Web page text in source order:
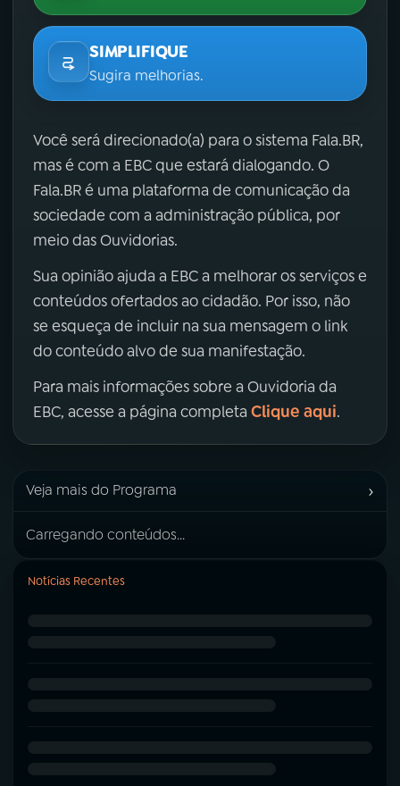
SIMPLIFIQUE
Sugira melhorias.
Você será direcionado(a) para o sistema Fala.BR,
mas é com a EBC que estará dialogando. O
Fala.BR é uma plataforma de comunicação da
sociedade com a administração pública, por
meio das Ouvidorias.
Sua opinião ajuda a EBC a melhorar os serviços e
conteúdos ofertados ao cidadão. Por isso, não
se esqueça de incluir na sua mensagem o link
do conteúdo alvo de sua manifestação.
Para mais informações sobre a Ouvidoria da
EBC, acesse a página completa Clique aqui.
Veja mais do Programa ›
Carregando conteúdos...
Notícias Recentes